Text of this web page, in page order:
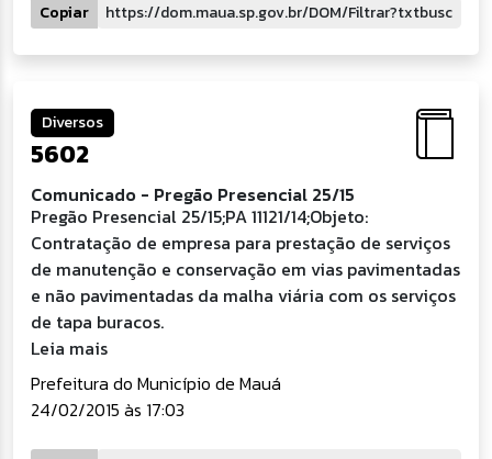
Copiar
Diversos
5602
Comunicado - Pregão Presencial 25/15
Pregão Presencial 25/15;PA 11121/14;Objeto:
Contratação de empresa para prestação de serviços
de manutenção e conservação em vias pavimentadas
e não pavimentadas da malha viária com os serviços
de tapa buracos.
Leia mais
Prefeitura do Município de Mauá
24/02/2015 às 17:03